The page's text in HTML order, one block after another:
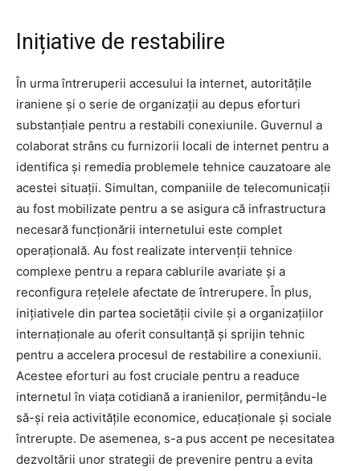
Inițiative de restabilire
În urma întreruperii accesului la internet, autoritățile
iraniene și o serie de organizații au depus eforturi
substanțiale pentru a restabili conexiunile. Guvernul a
colaborat strâns cu furnizorii locali de internet pentru a
identifica și remedia problemele tehnice cauzatoare ale
acestei situații. Simultan, companiile de telecomunicații
au fost mobilizate pentru a se asigura că infrastructura
necesară funcționării internetului este complet
operațională. Au fost realizate intervenții tehnice
complexe pentru a repara cablurile avariate și a
reconfigura rețelele afectate de întrerupere. În plus,
inițiativele din partea societății civile și a organizațiilor
internaționale au oferit consultanță și sprijin tehnic
pentru a accelera procesul de restabilire a conexiunii.
Acestee eforturi au fost cruciale pentru a readuce
internetul în viața cotidiană a iranienilor, permițându-le
să-și reia activitățile economice, educaționale și sociale
întrerupte. De asemenea, s-a pus accent pe necesitatea
dezvoltării unor strategii de prevenire pentru a evita